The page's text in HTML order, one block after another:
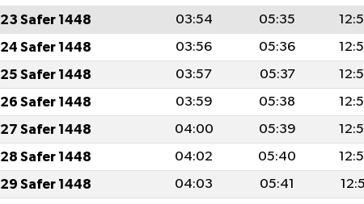
23 Safer 1448 03:54 05:35
24 Safer 1448 03:56 05:36
25 Safer 1448 03:57 05:37
26 Safer 1448 03:59 05:38
27 Safer 1448 04:00 05:39
28 Safer 1448 04:02 05:40
29 Safer 1448 04:03 05:41